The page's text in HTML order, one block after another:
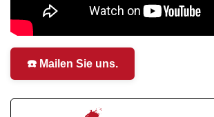
☎️ Mailen Sie uns.